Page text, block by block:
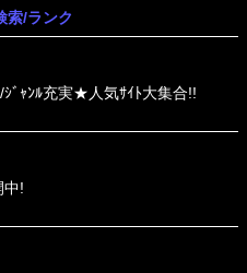
索/ランク
ﾞｬﾝﾙ充実★人気ｻｲﾄ大集合!!
中!